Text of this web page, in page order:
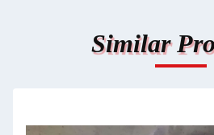
Similar